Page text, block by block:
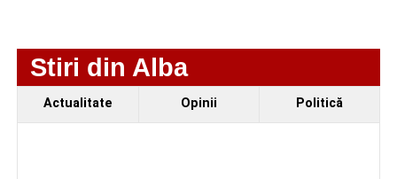
Spații pentru cultură, educație
și evenimente
Stiri din Alba
Actualitate Opinii Politică